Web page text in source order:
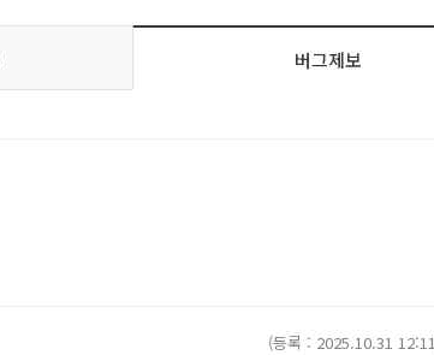
버그제보
(등록 : 2025.10.31